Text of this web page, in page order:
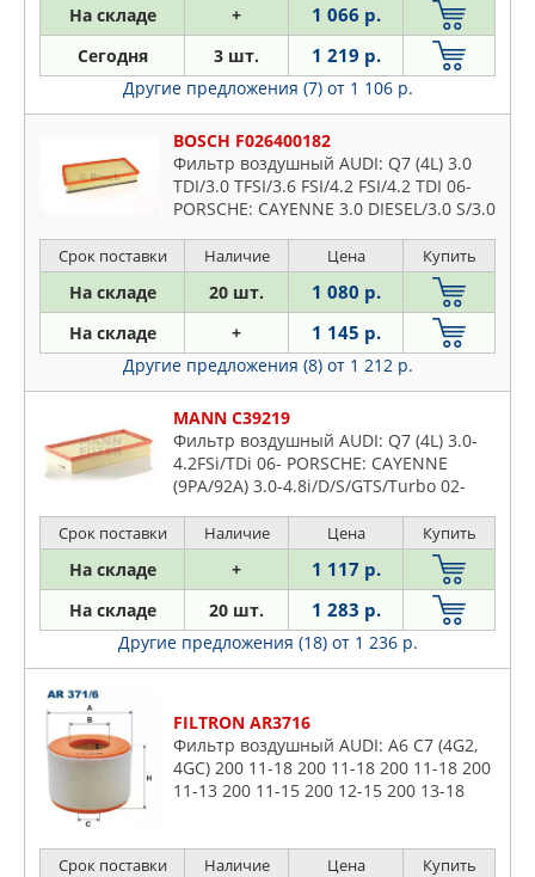
На складе + 1 066 р.
Сегодня 3 шт. 1 219 р.
Другие предложения (7) от 1 106 р.
BOSCH F026400182
Фильтр воздушный AUDI: Q7 (4L) 3.0
TDI/3.0 TFSI/3.6 FSI/4.2 FSI/4.2 TDI 06-
PORSCHE: CAYENNE 3.0 DIESEL/3.0 S/3.0
S/4.8 TURB
Срок поставки Наличие Цена Купить
На складе 20 шт. 1 080 р.
На складе + 1 145 р.
Другие предложения (8) от 1 212 р.
MANN C39219
Фильтр воздушный AUDI: Q7 (4L) 3.0-
4.2FSi/TDi 06- PORSCHE: CAYENNE
(9PA/92A) 3.0-4.8i/D/S/GTS/Turbo 02-
6.0i/TSi/FSi/TDi/V6/V8/W12 02-
Срок поставки Наличие Цена Купить
На складе + 1 117 р.
На складе 20 шт. 1 283 р.
Другие предложения (18) от 1 236 р.
FILTRON AR3716
Фильтр воздушный AUDI: A6 C7 (4G2,
4GC) 200 11-18 200 11-18 200 11-18 200
11-13 200 11-15 200 12-15 200 13-18
Срок поставки Наличие Цена Купить